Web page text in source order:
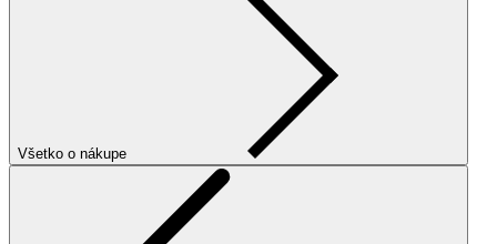
Všetko o nákupe